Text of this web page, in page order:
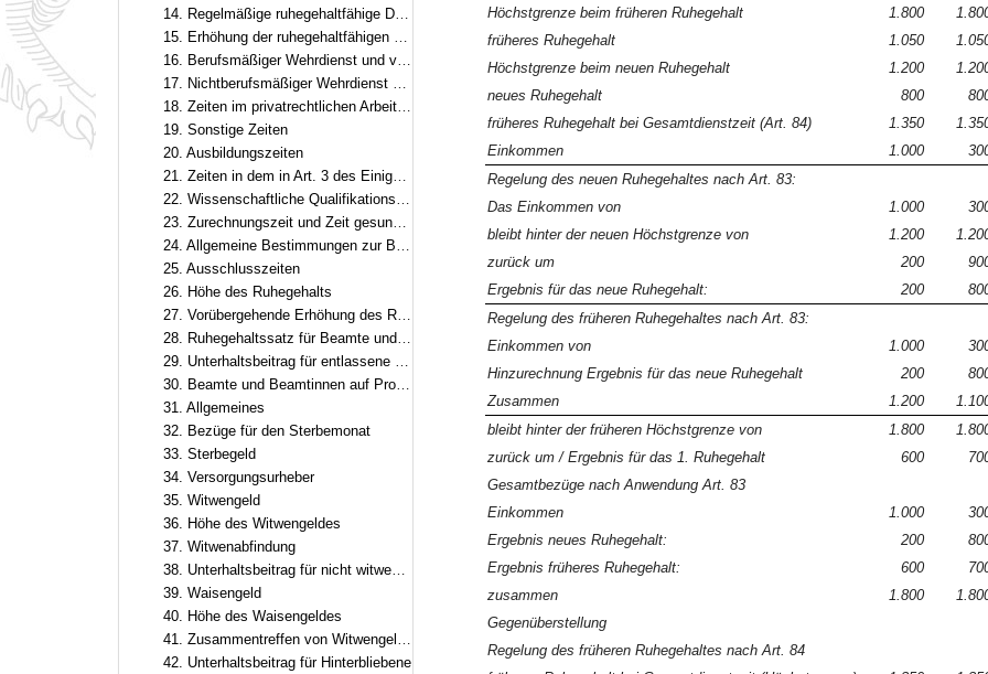
14. Regelmäßige ruhegehaltfähige Dienstzeit
15. Erhöhung der ruhegehaltfähigen Dienstzeit
16. Berufsmäßiger Wehrdienst und vergleichbare Zeiten
17. Nichtberufsmäßiger Wehrdienst und vergleichbare Zeiten
18. Zeiten im privatrechtlichen Arbeitsverhältnis im öffentlichen Dienst
19. Sonstige Zeiten
20. Ausbildungszeiten
21. Zeiten in dem in Art. 3 des Einigungsvertrags genannten Gebiet
22. Wissenschaftliche Qualifikationszeiten
23. Zurechnungszeit und Zeit gesundheitsschädigender Verwendung
24. Allgemeine Bestimmungen zur Berücksichtigung von Dienstzeiten
25. Ausschlusszeiten
26. Höhe des Ruhegehalts
27. Vorübergehende Erhöhung des Ruhegehaltssatzes
28. Ruhegehaltssatz für Beamte und Beamtinnen auf Zeit
29. Unterhaltsbeitrag für entlassene Beamte und Beamtinnen
30. Beamte und Beamtinnen auf Probe und auf Zeit in leitender Funktion
31. Allgemeines
32. Bezüge für den Sterbemonat
33. Sterbegeld
34. Versorgungsurheber
35. Witwengeld
36. Höhe des Witwengeldes
37. Witwenabfindung
38. Unterhaltsbeitrag für nicht witwengeldberechtigte Witwer oder Witwen
39. Waisengeld
40. Höhe des Waisengeldes
41. Zusammentreffen von Witwengeld, Waisengeld und Unterhaltsbeiträgen
42. Unterhaltsbeitrag für Hinterbliebene
Höchstgrenze beim früheren Ruhegehalt
1.800
früheres Ruhegehalt
1.050
Höchstgrenze beim neuen Ruhegehalt
1.200
neues Ruhegehalt
800
früheres Ruhegehalt bei Gesamtdienstzeit (Art. 84)
1.350
Einkommen
1.000
Regelung des neuen Ruhegehaltes nach Art. 83:
Das Einkommen von
1.000
bleibt hinter der neuen Höchstgrenze von
1.200
zurück um
200
Ergebnis für das neue Ruhegehalt:
200
Regelung des früheren Ruhegehaltes nach Art. 83:
Einkommen von
1.000
Hinzurechnung Ergebnis für das neue Ruhegehalt
200
Zusammen
1.200
bleibt hinter der früheren Höchstgrenze von
1.800
zurück um / Ergebnis für das 1. Ruhegehalt
600
Gesamtbezüge nach Anwendung Art. 83
Einkommen
1.000
Ergebnis neues Ruhegehalt:
200
Ergebnis früheres Ruhegehalt:
600
zusammen
1.800
Gegenüberstellung
Regelung des früheren Ruhegehaltes nach Art. 84